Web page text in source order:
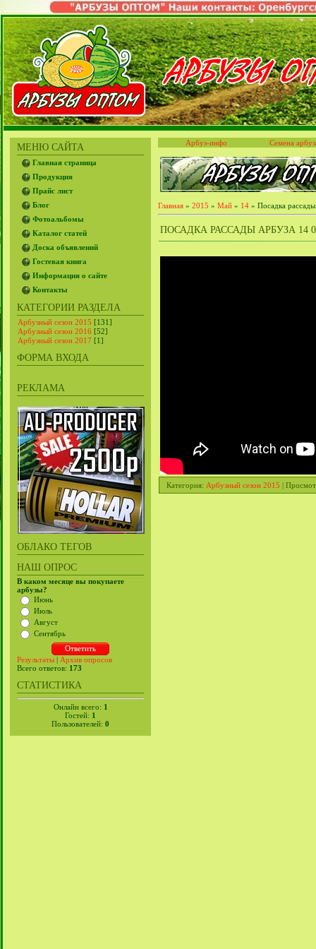
МЕНЮ САЙТА
Главная страница
Продукция
Прайс лист
Блог
Фотоальбомы
Каталог статей
Доска объявлений
Гостевая книга
Информация о сайте
Контакты
КАТЕГОРИИ РАЗДЕЛА
Арбузный сезон 2015 [131]
Арбузный сезон 2016 [52]
Арбузный сезон 2017 [1]
ФОРМА ВХОДА
РЕКЛАМА
ОБЛАКО ТЕГОВ
НАШ ОПРОС
В каком месяце вы покупаете
арбузы?
Июнь
Июль
Август
Сентябрь
Результаты | Архив опросов
Всего ответов: 173
СТАТИСТИКА
Онлайн всего: 1
Гостей: 1
Пользователей: 0
Арбуз-инфо Семена
Главная » 2015 » Май » 14 » Посадка
ПОСАДКА РАССАДЫ АРБУЗА 14
Категория: Арбузный сезон 2015 |